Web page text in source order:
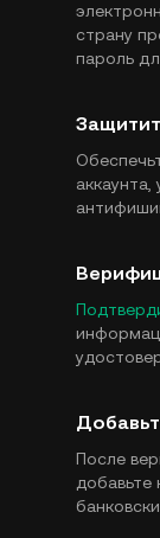
страну
пароль
аккаунта,
После
добавьте